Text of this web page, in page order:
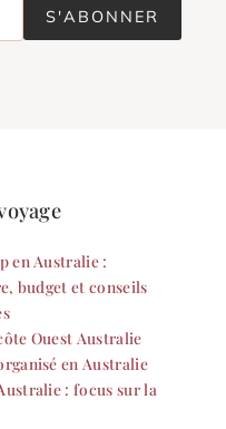
S'ABONNER
en Australie :
budget et conseils
Ouest Australie
en Australie
: focus sur la